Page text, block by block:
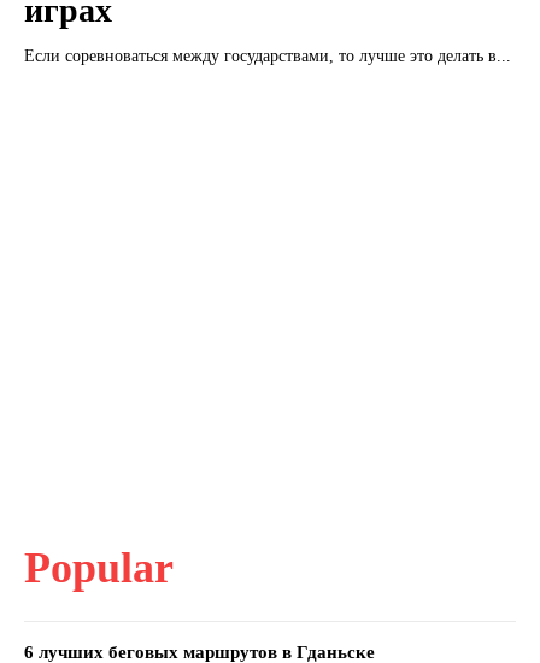
играх
Если соревноваться между государствами, то лучше это делать в...
Popular
6 лучших беговых маршрутов в Гданьске